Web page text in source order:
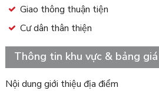
Giao thông thuận tiện
Cư dân thân thiện
Thông tin khu vực & bảng
Nội dung giới thiệu địa điểm